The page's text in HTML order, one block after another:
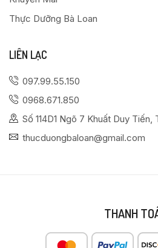
Thực Dưỡng Bà Loan
LIÊN LẠC
097.99.55.150
0968.671.850
Số 114D1 Ngõ 7 Khuất Duy Tiến,
thucduongbaloan@gmail.com
THANH